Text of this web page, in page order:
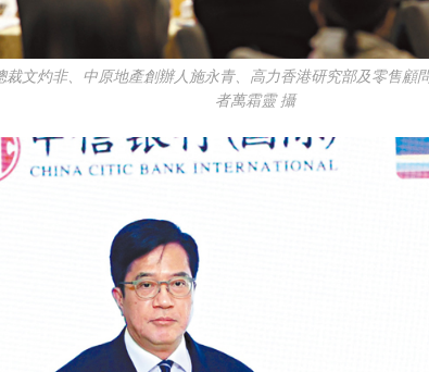
文灼非、中原地產創辦人施永青、高力香港研究部及零售顧
者萬霜靈 攝